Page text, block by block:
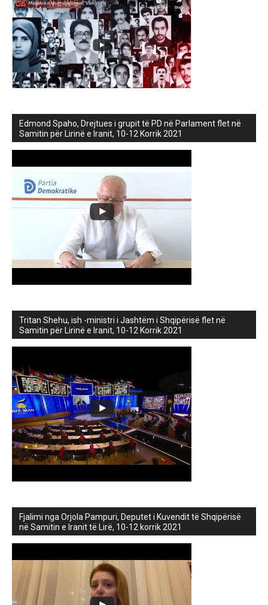
Edmond Spaho, Drejtues i grupit të PD në Parlament flet në
Samitin për Lirinë e Iranit, 10-12 Korrik 2021
Tritan Shehu, ish -ministri i Jashtëm i Shqipërisë flet në
Samitin për Lirinë e Iranit, 10-12 Korrik 2021
Fjalimi nga Orjola Pampuri, Deputet i Kuvendit të Shqipërisë
në Samitin e Iranit të Lirë, 10-12 korrik 2021